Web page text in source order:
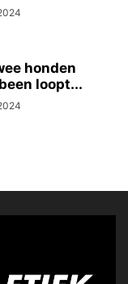
honden
loopt...